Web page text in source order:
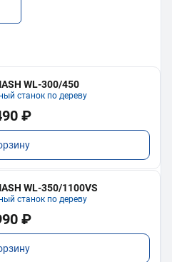
WL-300/450
станок по дереву
₽
WL-350/1100VS
станок по дереву
₽